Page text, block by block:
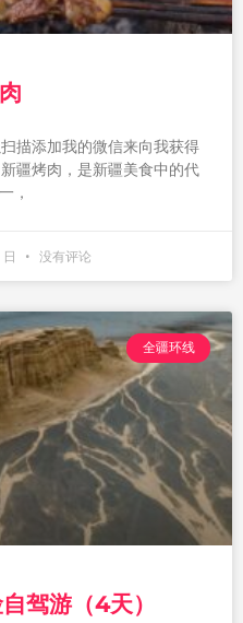
描添加我的微信来向我获得
疆烤肉，是新疆美食中的代
，
没有评论
全疆环线
驾游（4天）